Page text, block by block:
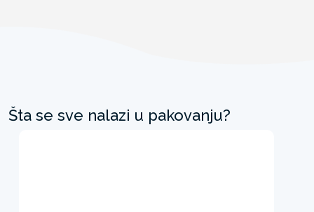
Šta se sve nalazi u pakovanju?